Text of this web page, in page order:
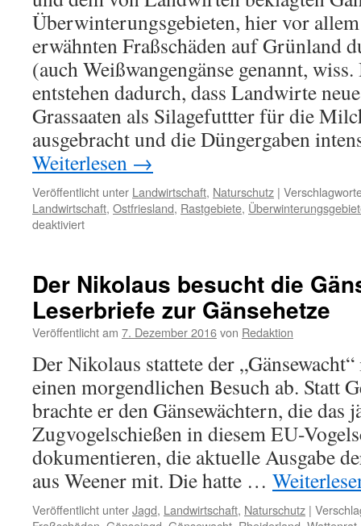
Überwinterungsgebieten, hier vor
erwähnten Fraßschäden auf Grünland
(auch Weißwangengänse genannt,
entstehen dadurch, dass Landwirte
Grassaaten als Silagefuttter für die
ausgebracht und die Düngergaben
Weiterlesen →
Veröffentlicht unter Landwirtschaft, Naturschutz |
Landwirtschaft, Ostfriesland, Rastgebiete,
deaktiviertfür
auf
landwirtschaftlichen
Flächen
Der Nikolaus besucht die
Leserbriefe zur Gänsehetze
Veröffentlicht am 7. Dezember 2016von Redaktion
Der Nikolaus stattete der
einen morgendlichen Besuch ab. Statt
brachte er den Gänsewächtern, die das
Zugvogelschießen in diesem EU-
dokumentieren, die aktuelle Ausgabe
aus Weener mit. Die hatte …
Veröffentlicht unterJagd, Landwirtschaft, Naturschutz |